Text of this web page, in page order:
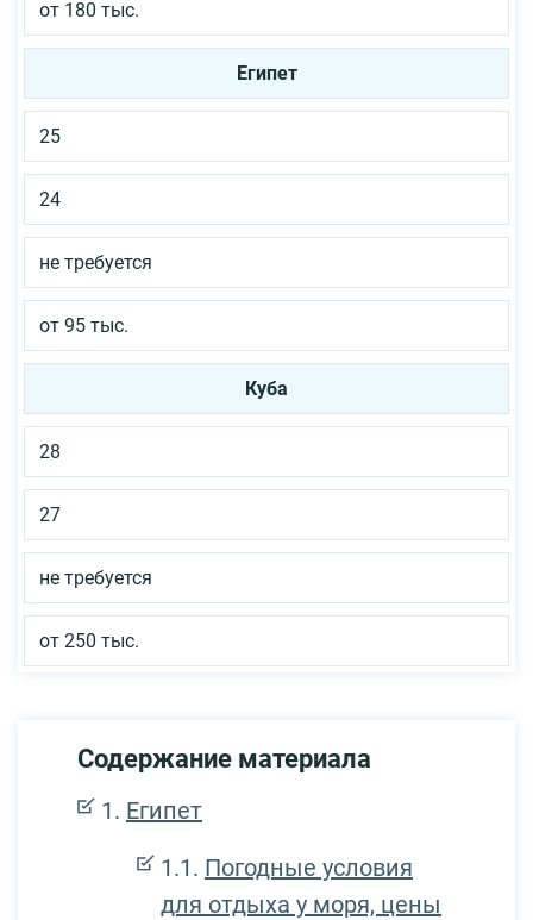
от 180 тыс.
Египет
25
24
не требуется
от 95 тыс.
Куба
28
27
не требуется
от 250 тыс.
Содержание материала
Египет
Погодные условия
для отдыха у моря, цены